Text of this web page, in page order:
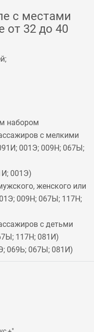
с местами
от 32 до 40
набором
с мелкими
; 001Э; 009Н; 067Ы;
; 001Э)
женского или
; 009Н; 067Ы; 117Н;
с детьми
; 117Н; 081И)
; 069Ь; 067Ы; 081И)